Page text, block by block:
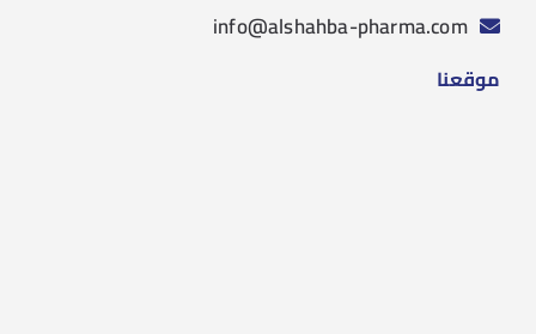
info@alshahba-pharma.com
موقعنا